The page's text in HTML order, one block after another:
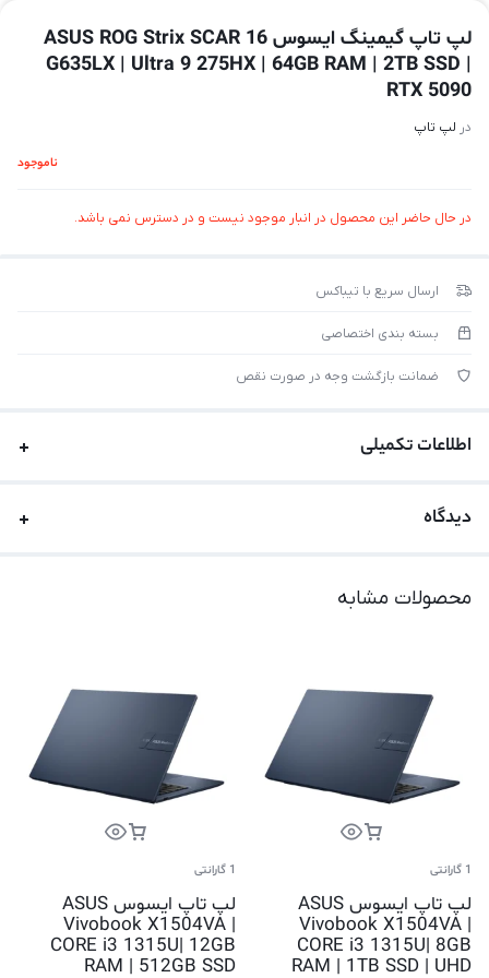
لپ تاپ گیمینگ ایسوس ASUS ROG Strix SCAR 16
G635LX | Ultra 9 275HX | 64GB RAM | 2TB SSD |
RTX 5090
در لپ تاپ
ناموجود
در حال حاضر این محصول در انبار موجود نیست و در دسترس نمی باشد.
ارسال سریع با تیباکس
بسته بندی اختصاصی
ضمانت بازگشت وجه در صورت نقص
اطلاعات تکمیلی
دیدگاه
محصولات مشابه
1 گارانتی
لپ تاپ ایسوس ASUS
Vivobook X1504VA |
CORE i3 1315U| 8GB
RAM | 1TB SSD | UHD
1 گارانتی
لپ تاپ ایسوس ASUS
Vivobook X1504VA |
CORE i3 1315U| 12GB
RAM | 512GB SSD